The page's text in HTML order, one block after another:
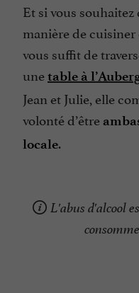
Et si vous
manière de
vous suffit de
unetable à
Jean et Julie, elle
volonté d’être
locale.
L'abus d'alcool